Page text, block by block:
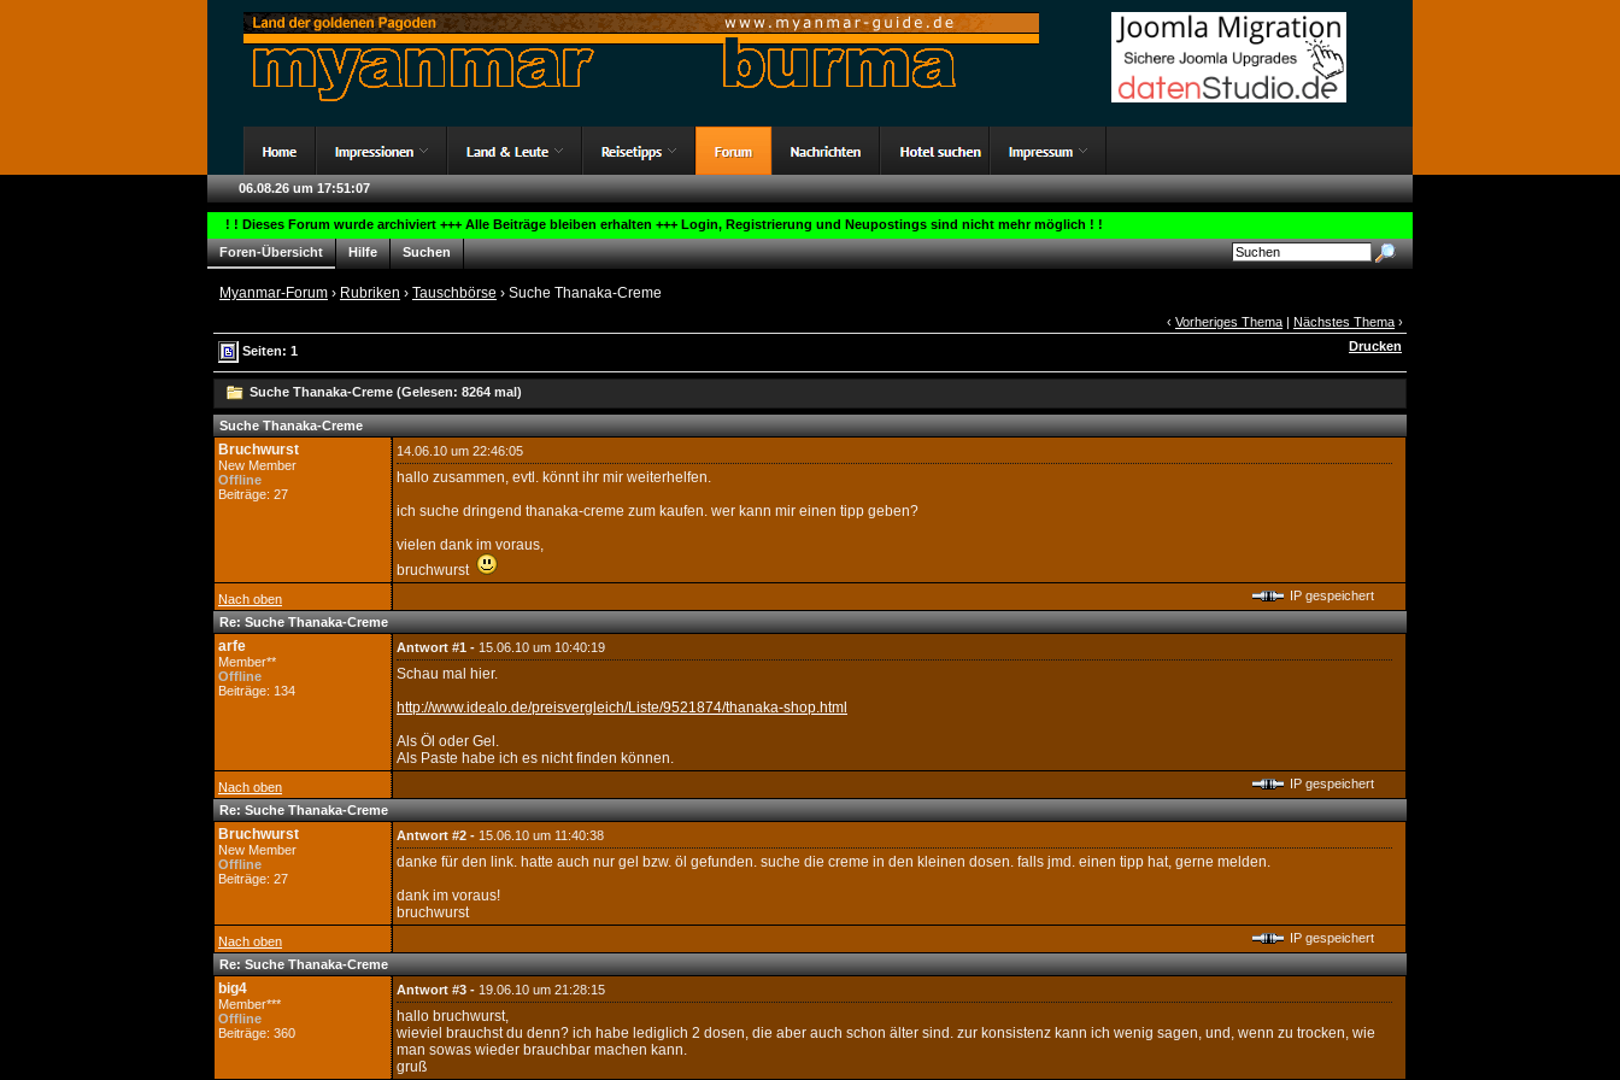
06.08.26 um 17:51:07
! ! Dieses Forum wurde archiviert +++ Alle Beiträge bleiben erhalten +++ Login, Registrierung und Neupostings sind nicht mehr möglich ! !
Foren-Übersicht
Hilfe Suchen
Myanmar-Forum › Rubriken › Tauschbörse › Suche Thanaka-Creme
‹ Vorheriges Thema | Nächstes Thema ›
Seiten: 1
Drucken
Suche Thanaka-Creme (Gelesen: 8264 mal)
Suche Thanaka-Creme
Bruchwurst
New Member
Offline
Beiträge: 27
14.06.10 um 22:46:05
hallo zusammen, evtl. könnt ihr mir weiterhelfen.
ich suche dringend thanaka-creme zum kaufen. wer kann mir einen tipp geben?
vielen dank im voraus,
bruchwurst
Nach oben
IP gespeichert
Re: Suche Thanaka-Creme
arfe
Member**
Offline
Beiträge: 134
Antwort #1 - 15.06.10 um 10:40:19
Schau mal hier.
http://www.idealo.de/preisvergleich/Liste/9521874/thanaka-shop.html
Als Öl oder Gel.
Als Paste habe ich es nicht finden können.
Nach oben
IP gespeichert
Re: Suche Thanaka-Creme
Bruchwurst
New Member
Offline
Beiträge: 27
Antwort #2 - 15.06.10 um 11:40:38
danke für den link. hatte auch nur gel bzw. öl gefunden. suche die creme in den kleinen dosen. falls jmd. einen tipp hat, gerne melden.
dank im voraus!
bruchwurst
Nach oben
IP gespeichert
Re: Suche Thanaka-Creme
big4
Member***
Offline
Beiträge: 360
Antwort #3 - 19.06.10 um 21:28:15
hallo bruchwurst,
wieviel brauchst du denn? ich habe lediglich 2 dosen, die aber auch schon älter sind. zur konsistenz kann ich wenig sagen, und, wenn zu trocken, wie
man sowas wieder brauchbar machen kann.
gruß